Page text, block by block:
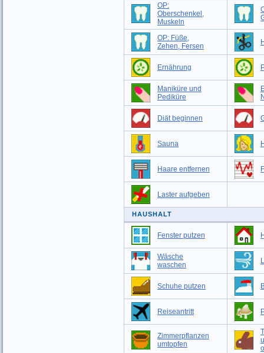
OP:
Oberschenkel,
Muskeln
OP: Füße,
Zehen, Fersen
Ernährung
Maniküre und
Pediküre
Diät beginnen
Sauna
Haare entfernen
Laster aufgeben
HAUSHALT
Fenster putzen
Wäsche
waschen
Schuhe putzen
Reiseantritt
Zimmerpflanzen
umtopfen